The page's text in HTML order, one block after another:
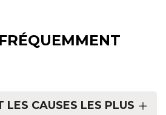
LES CAUSES LES PLUS